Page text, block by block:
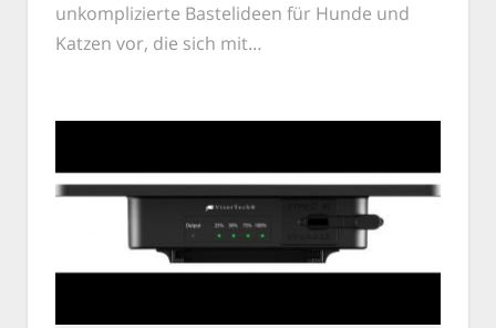
unkomplizierte Bastelideen für Hunde und
Katzen vor, die sich mit…